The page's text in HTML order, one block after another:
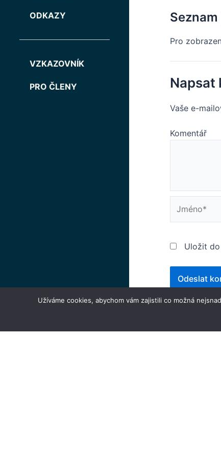
ODKAZY
VZKAZOVNÍK
PRO ČLENY
Pro
Napsat
Vaše e-
Uložit
Užíváme cookies, abychom vám zajistili co možná